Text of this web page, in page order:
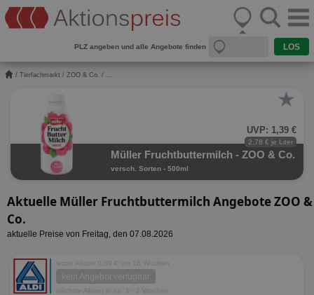
PLZ angeben und alle Angebote finden
/ Tierfachmarkt / ZOO & Co. / ...
★
UVP: 1,39 €
2,78 € je Liter
Müller Fruchtbuttermilch - ZOO & Co.
versch. Sorten - 500ml
Aktuelle Müller Fruchtbuttermilch Angebote ZOO &
Co.
aktuelle Preise von Freitag, den 07.08.2026
letzte Aktion 0,89 € vor 18 Wochen
kein Angebot verfügbar
nächste Aktion in ca. 1 - 2 Wochen